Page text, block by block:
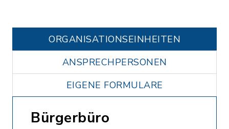
ORGANISATIONS­EINHEITEN
ANSPRECHPERSONEN
EIGENE FORMULARE
Bürgerbüro